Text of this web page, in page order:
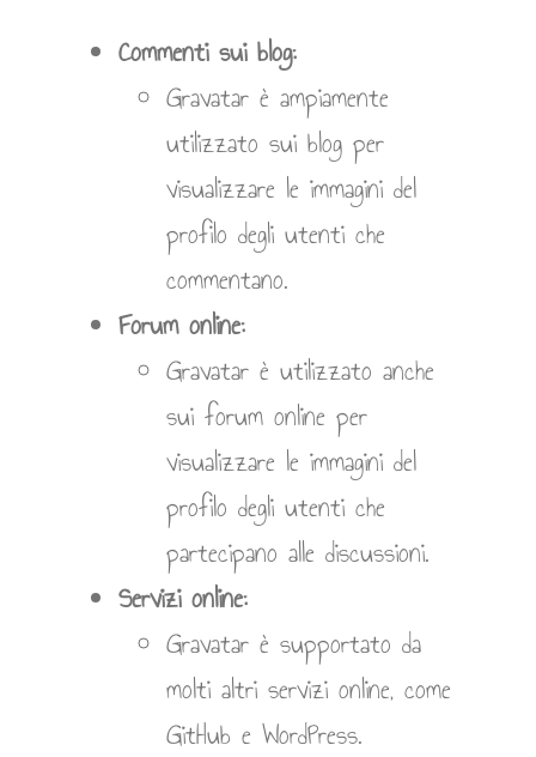
Commenti sui blog:
Gravatar è ampiamente
utilizzato sui blog per
visualizzare le immagini del
profilo degli utenti che
commentano.
Forum online:
Gravatar è utilizzato anche
sui forum online per
visualizzare le immagini del
profilo degli utenti che
partecipano alle discussioni.
Servizi online:
Gravatar è supportato da
molti altri servizi online, come
GitHub e WordPress.